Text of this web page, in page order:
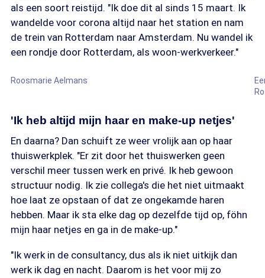
als een soort reistijd. "Ik doe dit al sinds 15 maart. Ik
wandelde voor corona altijd naar het station en nam
de trein van Rotterdam naar Amsterdam. Nu wandel ik
een rondje door Rotterdam, als woon-werkverkeer."
Bron: Privé-archief
Roosmarie Aelmans
'Ik heb altijd mijn haar en make-up netjes'
En daarna? Dan schuift ze weer vrolijk aan op haar
thuiswerkplek. "Er zit door het thuiswerken geen
verschil meer tussen werk en privé. Ik heb gewoon
structuur nodig. Ik zie collega's die het niet uitmaakt
hoe laat ze opstaan of dat ze ongekamde haren
hebben. Maar ik sta elke dag op dezelfde tijd op, föhn
mijn haar netjes en ga in de make-up."
"Ik werk in de consultancy, dus als ik niet uitkijk dan
werk ik dag en nacht. Daarom is het voor mij zo